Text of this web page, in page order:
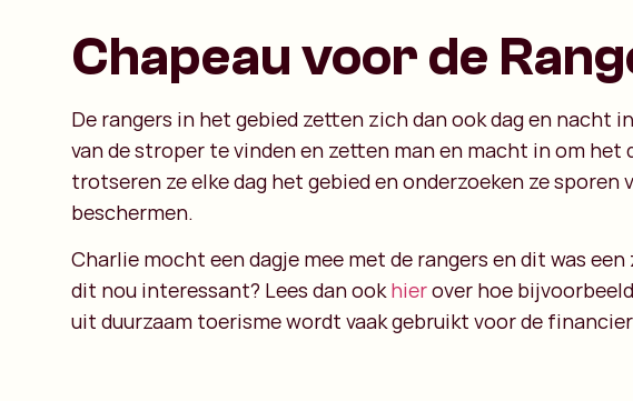
Chapeau voor de
De rangers in het gebied zetten zich dan ook dag en nacht
van de stroper te vinden en zetten man en macht in om
trotseren ze elke dag het gebied en onderzoeken ze
beschermen.
Charlie mocht een dagje mee met de rangers en dit was
dit nou interessant? Lees dan ookhierover hoe
uit duurzaam toerisme wordt vaak gebruikt voor de